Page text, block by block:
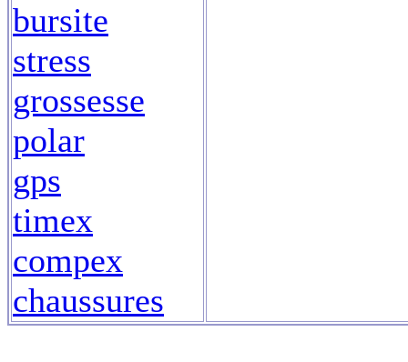
bursite
stress
grossesse
polar
gps
timex
compex
chaussures